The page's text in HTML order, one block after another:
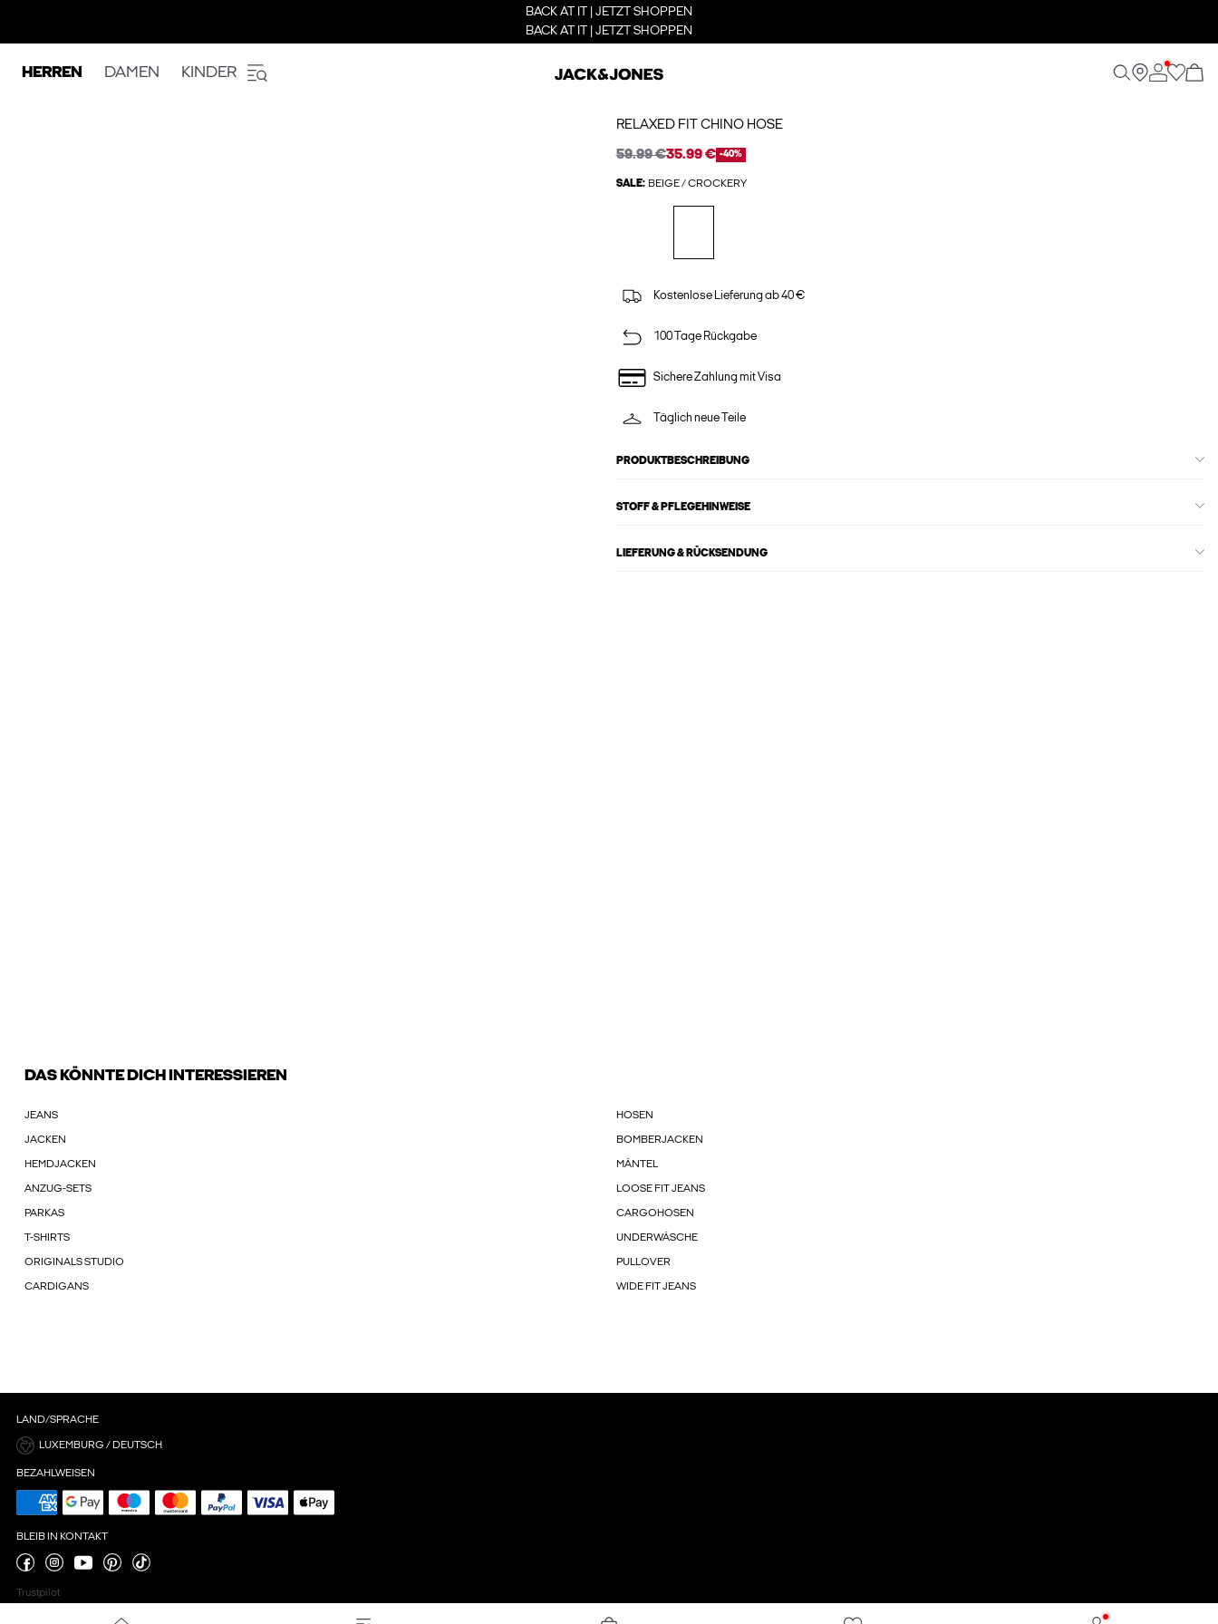
BACK AT IT | JETZT SHOPPEN
BACK AT IT | JETZT SHOPPEN
HERREN DAMEN KINDER
RELAXED FIT CHINO HOSE
59.99 €35.99 € -40%
SALE: BEIGE / CROCKERY
Kostenlose Lieferung ab 40 €
100 Tage Rückgabe
Sichere Zahlung mit Visa
Täglich neue Teile
PRODUKTBESCHREIBUNG
STOFF & PFLEGEHINWEISE
LIEFERUNG & RÜCKSENDUNG
DAS KÖNNTE DICH INTERESSIEREN
JEANS HOSEN
JACKEN BOMBERJACKEN
HEMDJACKEN MÄNTEL
ANZUG-SETS LOOSE FIT JEANS
PARKAS CARGOHOSEN
T-SHIRTS UNDERWÄSCHE
ORIGINALS STUDIO PULLOVER
CARDIGANS WIDE FIT JEANS
LAND/SPRACHE
LUXEMBURG / DEUTSCH
BEZAHLWEISEN
BLEIB IN KONTAKT
Trustpilot